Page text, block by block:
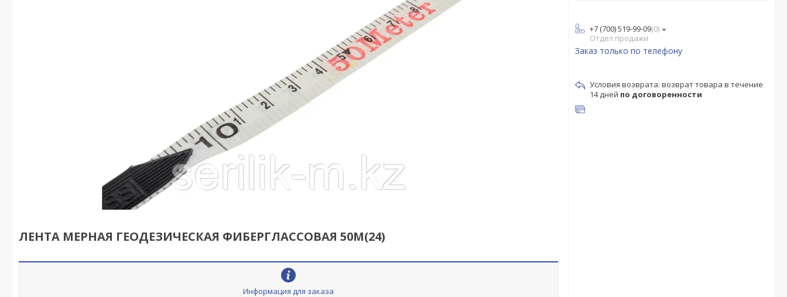
ЛЕНТА МЕРНАЯ ГЕОДЕЗИЧЕСКАЯ ФИБЕРГЛАССОВАЯ 50М(24)
Информация для заказа
+7 (700) 519-99-09 0
Отдел продажи
Заказ только по телефону
возврат товара в течение
14 дней по договоренности